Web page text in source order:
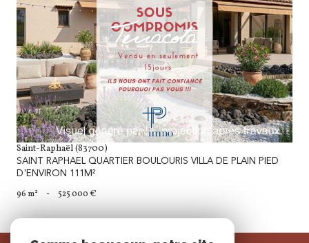
voir le bien
Saint-Raphaël (83700)
SAINT RAPHAEL QUARTIER BOULOURIS VILLA DE PLAIN PIED
D'ENVIRON 111M²
96 m² - 525 000 €